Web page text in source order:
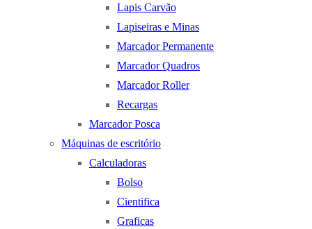
Lapis Carvão
Lapiseiras e Minas
Marcador Permanente
Marcador Quadros
Marcador Roller
Recargas
Marcador Posca
Máquinas de escritório
Calculadoras
Bolso
Cientifica
Graficas